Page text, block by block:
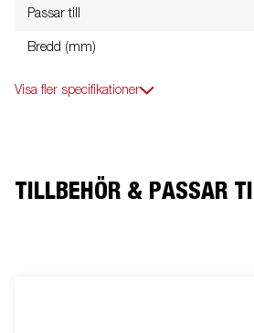
Passar till
Bredd (mm)
Visa fler specifikationer
TILLBEHÖR & PASSAR